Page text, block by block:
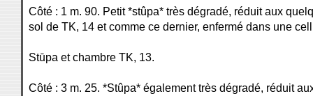
Côté : 1 m. 90. Petit *stûpa* très dégradé, réduit aux
sol de TK, 14 et comme ce dernier, enfermé dans une
Stūpa et chambre TK, 13.
Côté : 3 m. 25. *Stûpa* également très dégradé, réduit